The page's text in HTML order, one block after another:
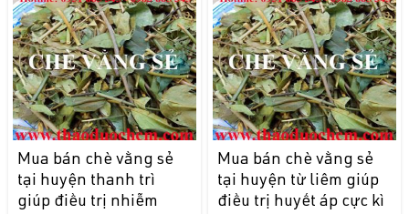
Mua bán chè vằng sẻ
tại huyện thanh trì
giúp điều trị nhiễm
Mua bán chè vằng sẻ
tại huyện từ liêm giúp
điều trị huyết áp cực kì